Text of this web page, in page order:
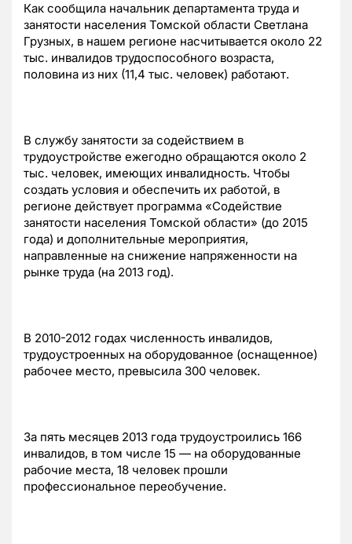
Как сообщила начальник департамента труда и
занятости населения Томской области Светлана
Грузных, в нашем регионе насчитывается около 22
тыс. инвалидов трудоспособного возраста,
половина из них (11,4 тыс. человек) работают.
В службу занятости за содействием в
трудоустройстве ежегодно обращаются около 2
тыс. человек, имеющих инвалидность. Чтобы
создать условия и обеспечить их работой, в
регионе действует программа «Содействие
занятости населения Томской области» (до 2015
года) и дополнительные мероприятия,
направленные на снижение напряженности на
рынке труда (на 2013 год).
В 2010-2012 годах численность инвалидов,
трудоустроенных на оборудованное (оснащенное)
рабочее место, превысила 300 человек.
За пять месяцев 2013 года трудоустроились 166
инвалидов, в том числе 15 — на оборудованные
рабочие места, 18 человек прошли
профессиональное переобучение.